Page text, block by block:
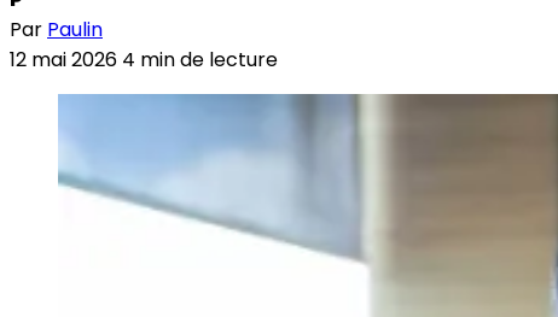
Par Paulin
12 mai 2026 4 min de lecture